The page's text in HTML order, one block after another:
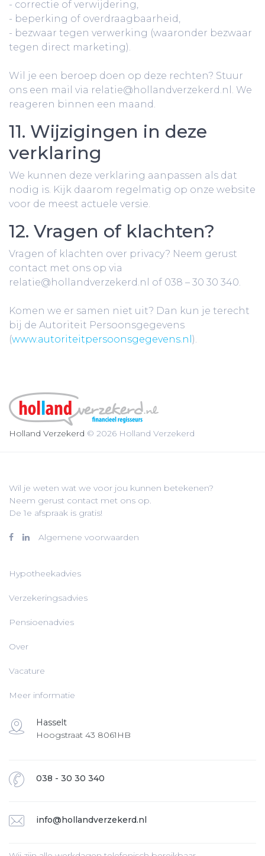
- correctie of verwijdering,
- beperking of overdraagbaarheid,
- bezwaar tegen verwerking (waaronder bezwaar
tegen direct marketing).
Wil je een beroep doen op deze rechten? Stuur
ons een mail via relatie@hollandverzekerd.nl. We
reageren binnen een maand.
11. Wijzigingen in deze
verklaring
We kunnen deze verklaring aanpassen als dat
nodig is. Kijk daarom regelmatig op onze website
voor de meest actuele versie.
12. Vragen of klachten?
Vragen of klachten over privacy? Neem gerust
contact met ons op via
relatie@hollandverzekerd.nl of 038 – 30 30 340.
Komen we er samen niet uit? Dan kun je terecht
bij de Autoriteit Persoonsgegevens
(www.autoriteitpersoonsgegevens.nl ).
Holland Verzekerd © 2026 Holland Verzekerd
Wil je weten wat we voor jou kunnen betekenen?
Neem gerust contact met ons op.
De 1e afspraak is gratis!
Algemene voorwaarden
Hypotheekadvies
Verzekeringsadvies
Pensioenadvies
Over
Vacature
Meer informatie
Hasselt
Hoogstraat 43 8061HB
038 - 30 30 340
info@hollandverzekerd.nl